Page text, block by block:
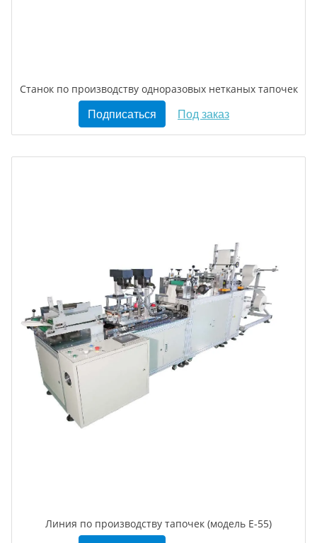
Станок по производству одноразовых нетканых тапочек
Подписаться Под заказ
Линия по производству тапочек (модель Е-55)